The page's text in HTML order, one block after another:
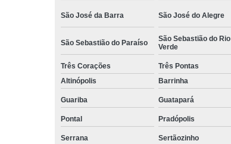
São José da Barra São José do Alegre
São Sebastião do Paraíso
São Sebastião do Rio
Verde
Três Corações Três Pontas
Altinópolis
Barrinha
Guariba Guatapará
Pontal Pradópolis
Serrana Sertãozinho